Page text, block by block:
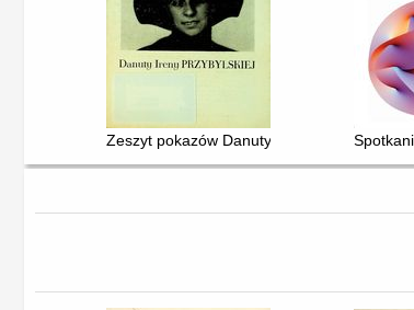
Zeszyt pokazów Danuty Ireny Przybylskiej